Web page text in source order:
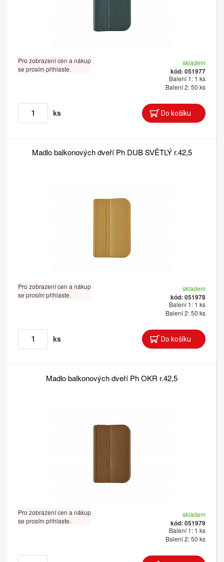
Pro zobrazení cen a nákup
se prosím přihlaste.
skladem
kód: 051977
Balení 1: 1 ks
Balení 2: 50 ks
ks
Madlo balkonových dveří Ph DUB SVĚTLÝ r.42,5
Pro zobrazení cen a nákup
se prosím přihlaste.
skladem
kód: 051978
Balení 1: 1 ks
Balení 2: 50 ks
ks
Madlo balkonových dveří Ph OKR r.42,5
Pro zobrazení cen a nákup
se prosím přihlaste.
skladem
kód: 051979
Balení 1: 1 ks
Balení 2: 50 ks